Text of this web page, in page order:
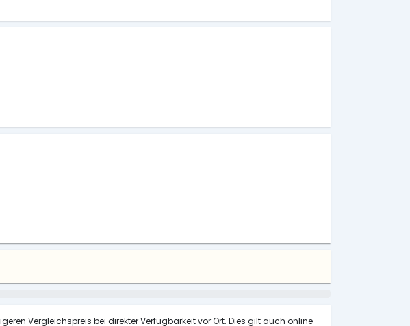
Vergleichspreis bei direkter Verfügbarkeit vor Ort. Dies gilt auch online